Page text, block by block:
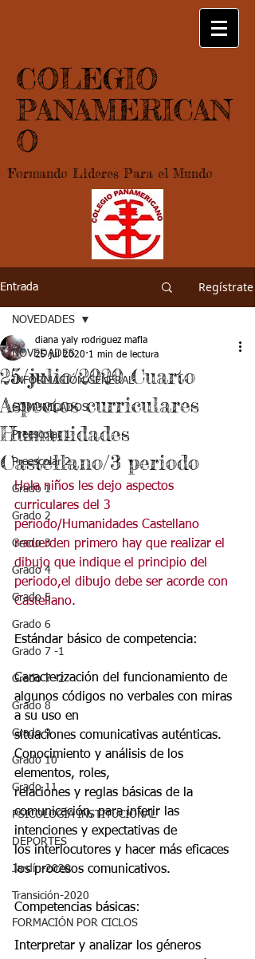
COLEGIO
PANAMERICAN
O
Formando Lideres Para el Mundo
Entrada Regístrate
NOVEDADES
INFORMACIÓN GENERAL
COMUNICADOS
Preescolar 1
Preescolar 2
Grado 1
Grado 2
Grado 3
Grado 4
Grado 5
Grado 6
Grado 7 -1
Grado 7 -2
Grado 8
Grado 9
Grado 10
Grado 11
PSICOLOGÍA INSTITUCIONAL
DEPORTES
Jardín-2020
Transición-2020
FORMACIÓN POR CICLOS
NOVEDADES
25/julio/2020 Cuarto
Aspectos curriculares
Humanidades
Castellano/3 periodo
diana yaly rodriguez mafla
25 jul 2020 1 min de lectura
Hola niños les dejo aspectos
curriculares del 3
periodo/Humanidades Castellano
recuerden primero hay que realizar el
dibujo que indique el principio del
periodo,el dibujo debe ser acorde con
Castellano.
Estándar básico de competencia:
Caracterización del funcionamiento de
algunos códigos no verbales con miras
a su uso en
situaciones comunicativas auténticas.
Conocimiento y análisis de los
elementos, roles,
relaciones y reglas básicas de la
comunicación, para inferir las
intenciones y expectativas de
los interlocutores y hacer más eficaces
los procesos comunicativos.
Competencias básicas:
Interpretar y analizar los géneros